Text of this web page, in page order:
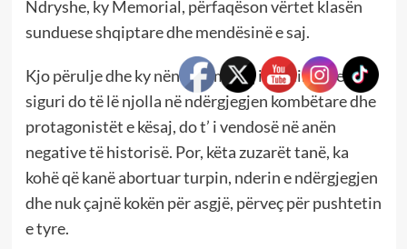
Ndryshe, ky Memorial, përfaqëson vërtet klasën
sunduese shqiptare dhe mendësinë e saj.
Kjo përulje dhe ky nënshtrim kaq i pshtirë, me
siguri do të lë njolla në ndërgjegjen kombëtare dhe
protagonistët e kësaj, do t’ i vendosë në anën
negative të historisë. Por, këta zuzarët tanë, ka
kohë që kanë abortuar turpin, nderin e ndërgjegjen
dhe nuk çajnë kokën për asgjë, përveç për pushtetin
e tyre.